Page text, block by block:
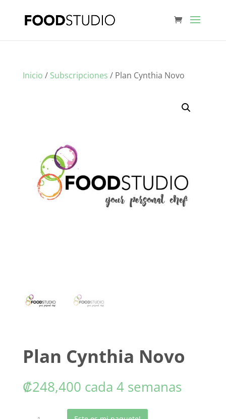
Inicio / Subscripciones / Plan Cynthia Novo
Plan Cynthia Novo
₡248,400 cada 4 semanas
Plan